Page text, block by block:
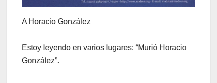
A Horacio González
Estoy leyendo en varios lugares: “Murió Horacio
González”.